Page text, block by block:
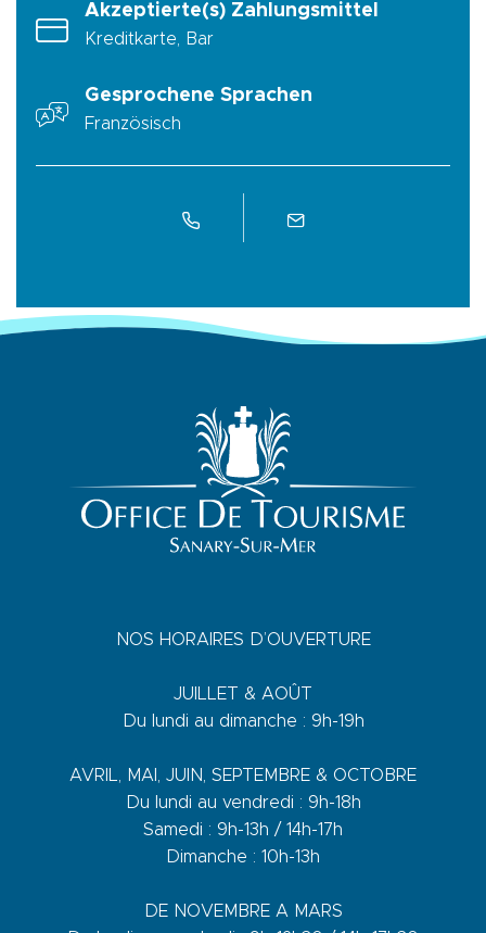
Akzeptierte(s) Zahlungsmittel
Kreditkarte, Bar
Gesprochene Sprachen
Französisch
NOS HORAIRES D’OUVERTURE
JUILLET & AOÛT
Du lundi au dimanche : 9h-19h
AVRIL, MAI, JUIN, SEPTEMBRE & OCTOBRE
Du lundi au vendredi : 9h-18h
Samedi : 9h-13h / 14h-17h
Dimanche : 10h-13h
DE NOVEMBRE A MARS